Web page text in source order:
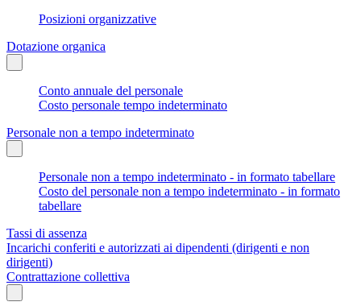
Posizioni organizzative
Dotazione organica
Conto annuale del personale
Costo personale tempo indeterminato
Personale non a tempo indeterminato
Personale non a tempo indeterminato - in formato tabellare
Costo del personale non a tempo indeterminato - in formato
tabellare
Tassi di assenza
Incarichi conferiti e autorizzati ai dipendenti (dirigenti e non
dirigenti)
Contrattazione collettiva